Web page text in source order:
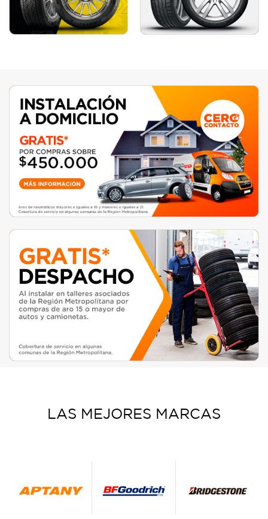
LAS MEJORES MARCAS